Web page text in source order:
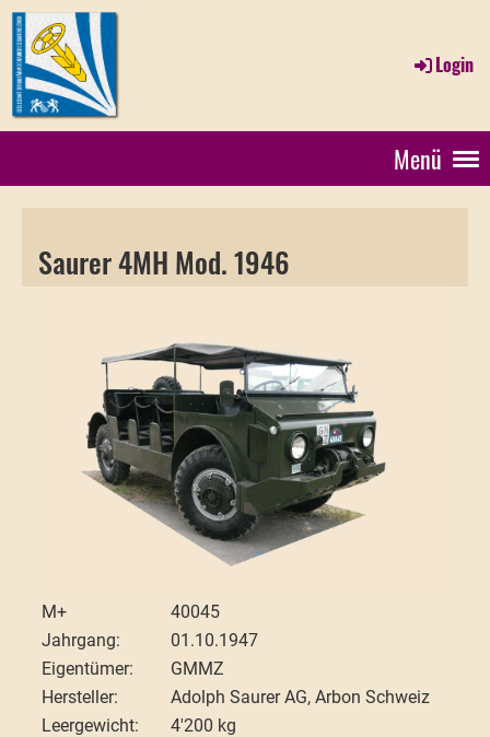
Login
Menü
Saurer 4MH Mod. 1946
M+
40045
Jahrgang:
01.10.1947
Eigentümer:
GMMZ
Hersteller:
Adolph Saurer AG, Arbon Schweiz
Leergewicht:
4'200 kg